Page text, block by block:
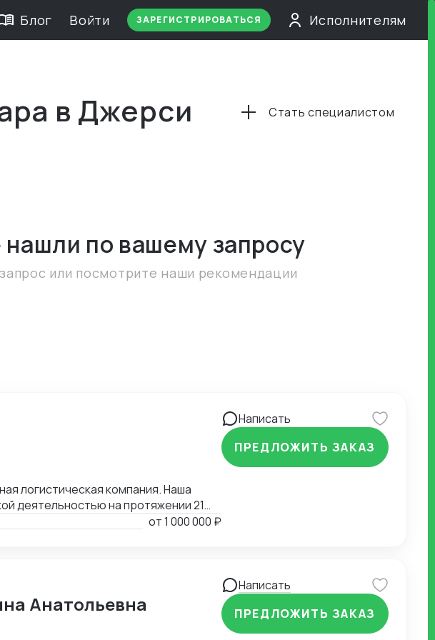
Блог Войти ЗАРЕГИСТРИРОВАТЬСЯ Исполнителям
в Джерси Стать специалистом
нашли по вашему запросу
или посмотрите наши рекомендации
логистическая компания. Наша
на протяжении 21
от1 000 000 ₽
Написать
ПРЕДЛОЖИТЬ ЗАКАЗ
Анатольевна
Написать
ПРЕДЛОЖИТЬ ЗАКАЗ